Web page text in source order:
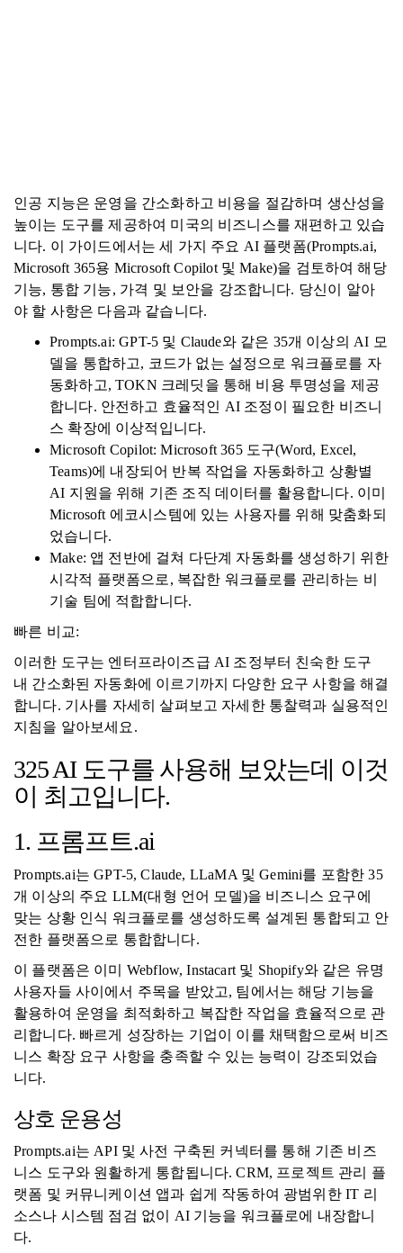
인공 지능은 운영을 간소화하고 비용을 절감하며 생산성을
높이는 도구를 제공하여 미국의 비즈니스를 재편하고 있습
니다. 이 가이드에서는 세 가지 주요 AI 플랫폼(Prompts.ai,
Microsoft 365용 Microsoft Copilot 및 Make)을 검토하여 해당
기능, 통합 기능, 가격 및 보안을 강조합니다. 당신이 알아
야 할 사항은 다음과 같습니다.
Prompts.ai: GPT-5 및 Claude와 같은 35개 이상의 AI 모
델을 통합하고, 코드가 없는 설정으로 워크플로를 자
동화하고, TOKN 크레딧을 통해 비용 투명성을 제공
합니다. 안전하고 효율적인 AI 조정이 필요한 비즈니
스 확장에 이상적입니다.
Microsoft Copilot: Microsoft 365 도구(Word, Excel,
Teams)에 내장되어 반복 작업을 자동화하고 상황별
AI 지원을 위해 기존 조직 데이터를 활용합니다. 이미
Microsoft 에코시스템에 있는 사용자를 위해 맞춤화되
었습니다.
Make: 앱 전반에 걸쳐 다단계 자동화를 생성하기 위한
시각적 플랫폼으로, 복잡한 워크플로를 관리하는 비
기술 팀에 적합합니다.
빠른 비교:
이러한 도구는 엔터프라이즈급 AI 조정부터 친숙한 도구
내 간소화된 자동화에 이르기까지 다양한 요구 사항을 해결
합니다. 기사를 자세히 살펴보고 자세한 통찰력과 실용적인
지침을 알아보세요.
325 AI 도구를 사용해 보았는데 이것
이 최고입니다.
1. 프롬프트.ai
Prompts.ai는 GPT-5, Claude, LLaMA 및 Gemini를 포함한 35
개 이상의 주요 LLM(대형 언어 모델)을 비즈니스 요구에
맞는 상황 인식 워크플로를 생성하도록 설계된 통합되고 안
전한 플랫폼으로 통합합니다.
이 플랫폼은 이미 Webflow, Instacart 및 Shopify와 같은 유명
사용자들 사이에서 주목을 받았고, 팀에서는 해당 기능을
활용하여 운영을 최적화하고 복잡한 작업을 효율적으로 관
리합니다. 빠르게 성장하는 기업이 이를 채택함으로써 비즈
니스 확장 요구 사항을 충족할 수 있는 능력이 강조되었습
니다.
상호 운용성
Prompts.ai는 API 및 사전 구축된 커넥터를 통해 기존 비즈
니스 도구와 원활하게 통합됩니다. CRM, 프로젝트 관리 플
랫폼 및 커뮤니케이션 앱과 쉽게 작동하여 광범위한 IT 리
소스나 시스템 점검 없이 AI 기능을 워크플로에 내장합니
다.